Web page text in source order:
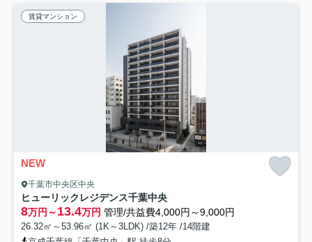
賃貸マンション
NEW
千葉市中央区中央
ヒューリックレジデンス千葉中央
8万円～13.4万円 管理/共益費4,000円～9,000円
26.32㎡～53.96㎡ (1K～3LDK) /築12年 /14階建